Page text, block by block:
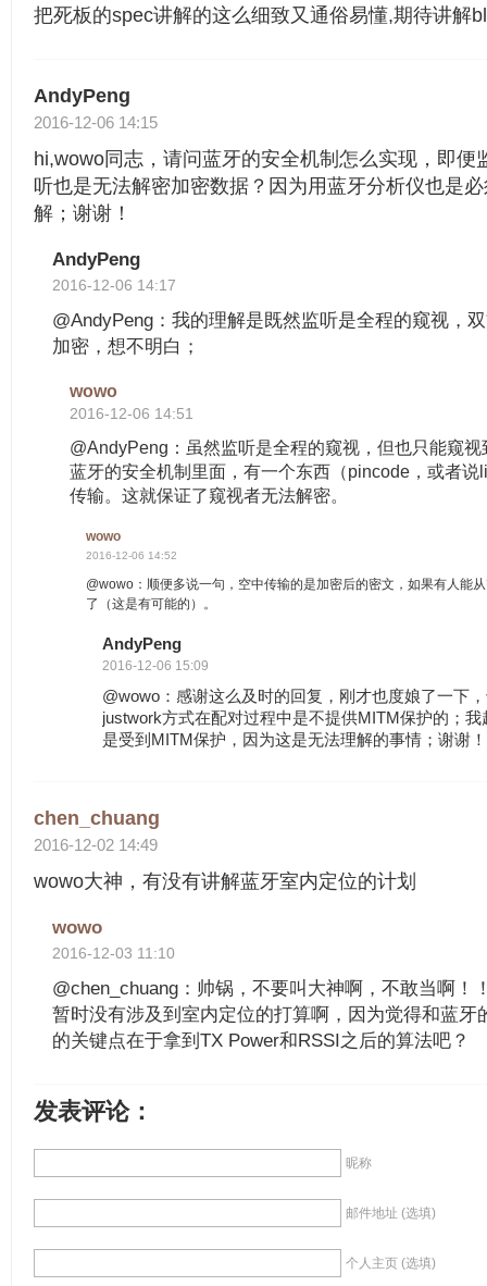
把死板的spec讲解的这么细致又通俗易懂,期待讲解
AndyPeng
2016-12-06 14:15
hi,wowo同志，请问蓝牙的安全机制怎么实现，即便
听也是无法解密加密数据？因为用蓝牙分析仪也是
解；谢谢！
AndyPeng
2016-12-06 14:17
@AndyPeng：我的理解是既然监听是全程的窥视，
加密，想不明白；
wowo
2016-12-06 14:51
@AndyPeng：虽然监听是全程的窥视，但也只能窥
蓝牙的安全机制里面，有一个东西（pincode，或者说
传输。这就保证了窥视者无法解密。
wowo
2016-12-06 14:52
@wowo：顺便多说一句，空中传输的是加密后的密文，如果有人能
了（这是有可能的）。
AndyPeng
2016-12-06 15:09
@wowo：感谢这么及时的回复，刚才也度娘了一下
justwork方式在配对过程中是不提供MITM保护的；
是受到MITM保护，因为这是无法理解的事情；谢谢！
chen_chuang
2016-12-02 14:49
wowo大神，有没有讲解蓝牙室内定位的计划
wowo
2016-12-03 11:10
@chen_chuang：帅锅，不要叫大神啊，不敢当啊！
暂时没有涉及到室内定位的打算啊，因为觉得和蓝牙
的关键点在于拿到TX Power和RSSI之后的算法吧？
发表评论：
昵称
邮件地址 (选填)
个人主页 (选填)